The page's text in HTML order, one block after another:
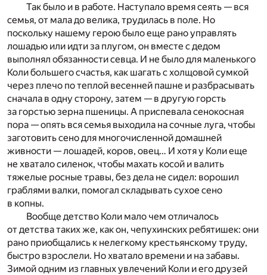
Так было и в работе. Наступало время сеять — вся
семья, от мала до велика, трудилась в поле. Но
поскольку нашему герою было еще рано управлять
лошадью или идти за плугом, он вместе с дедом
выполнял обязанности севца. И не было для маленького
Коли большего счастья, как шагать с холщовой сумкой
через плечо по теплой весенней пашне и разбрасывать
сначала в одну сторону, затем — в другую горсть
за горстью зерна пшеницы. А приспевала сенокосная
пора — опять вся семья выходила на сочные луга, чтобы
заготовить сено для многочисленной домашней
живности — лошадей, коров, овец… И хотя у Коли еще
не хватало силенок, чтобы махать косой и валить
тяжелые росные травы, без дела не сидел: ворошил
граблями валки, помогал складывать сухое сено
в копны.
Вообще детство Коли мало чем отличалось
от детства таких же, как он, чепухинских ребятишек: они
рано приобщались к нелегкому крестьянскому труду,
быстро взрослели. Но хватало времени и на забавы.
Зимой одним из главных увлечений Коли и его друзей